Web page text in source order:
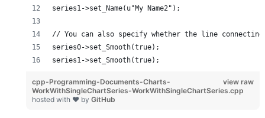
series1->set_Name(u"My Name2");
// You can also specify whether the line
series0->set_Smooth(true);
series1->set_Smooth(true);
view raw
cpp-Programming-Documents-Charts-
WorkWithSingleChartSeries-WorkWithSingleChartSeries.cpp
hosted with ❤ by GitHub